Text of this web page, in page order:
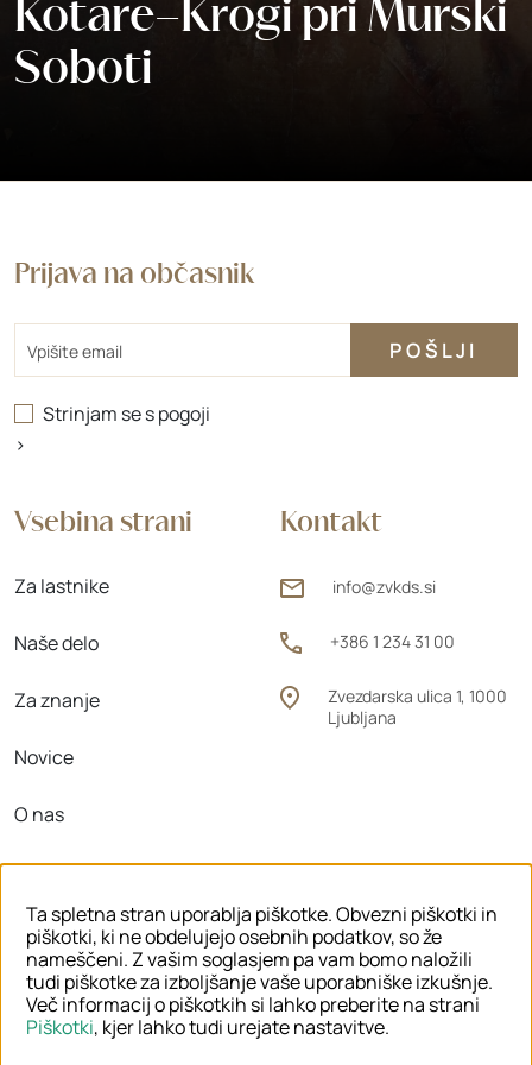
Kotare–Krogi pri Murski
Soboti
Kontakt
info@zvkds.si
+386 1 234 31 00
Zvezdarska ulica 1, 1000
Ljubljana
Vsebina strani
Za lastnike
Naše delo
Za znanje
Novice
O nas
Območne enote
Prijava na občasnik
Strinjam se spogoji
>
© 2026 ZVKDS
PRAVNO OBVESTILO
Ta spletna stran uporablja piškotke. Obvezni piškotki in
piškotki, ki ne obdelujejo osebnih podatkov, so že
nameščeni. Z vašim soglasjem pa vam bomo naložili
tudi piškotke za izboljšanje vaše uporabniške izkušnje.
Več informacij o piškotkih si lahko preberite na strani
Piškotki, kjer lahko tudi urejate nastavitve.